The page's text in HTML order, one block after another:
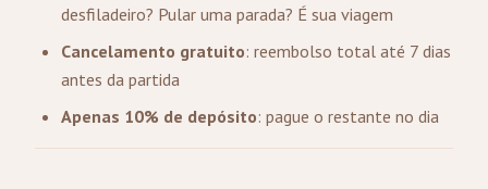
desfiladeiro? Pular uma parada? É sua viagem
Cancelamento gratuito: reembolso total até 7 dias
antes da partida
Apenas 10% de depósito: pague o restante no dia